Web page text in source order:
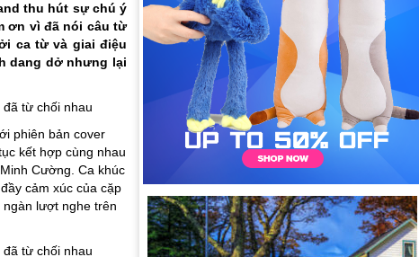
thu hút sự chú ý
ơn vì đã nói câu từ
ca từ và giai điệu
dang dở nhưng lại
phiên bản cover
kết hợp cùng nhau
Cường. Ca khúc
cảm xúc của cặp
lượt nghe trên